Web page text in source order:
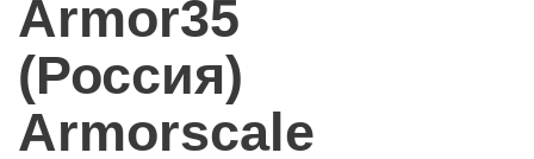
Armor35
(Россия)
Armorscale